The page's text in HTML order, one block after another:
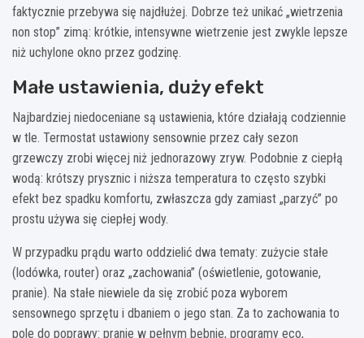
faktycznie przebywa się najdłużej. Dobrze też unikać „wietrzenia
non stop” zimą: krótkie, intensywne wietrzenie jest zwykle lepsze
niż uchylone okno przez godzinę.
Małe ustawienia, duży efekt
Najbardziej niedoceniane są ustawienia, które działają codziennie
w tle. Termostat ustawiony sensownie przez cały sezon
grzewczy zrobi więcej niż jednorazowy zryw. Podobnie z ciepłą
wodą: krótszy prysznic i niższa temperatura to często szybki
efekt bez spadku komfortu, zwłaszcza gdy zamiast „parzyć” po
prostu używa się ciepłej wody.
W przypadku prądu warto oddzielić dwa tematy: zużycie stałe
(lodówka, router) oraz „zachowania” (oświetlenie, gotowanie,
pranie). Na stałe niewiele da się zrobić poza wyborem
sensownego sprzętu i dbaniem o jego stan. Za to zachowania to
pole do poprawy: pranie w pełnym bębnie, programy eco,